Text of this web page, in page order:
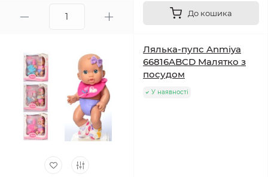
До кошика
Лялька-пупс Anmiya
66816ABCD Малятко з
посудом
У наявності